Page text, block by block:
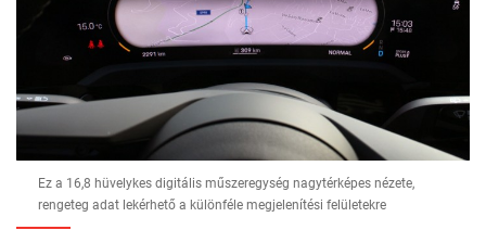
Ez a 16,8 hüvelykes digitális műszeregység nagytérképes nézete,
rengeteg adat lekérhető a különféle megjelenítési felületekre